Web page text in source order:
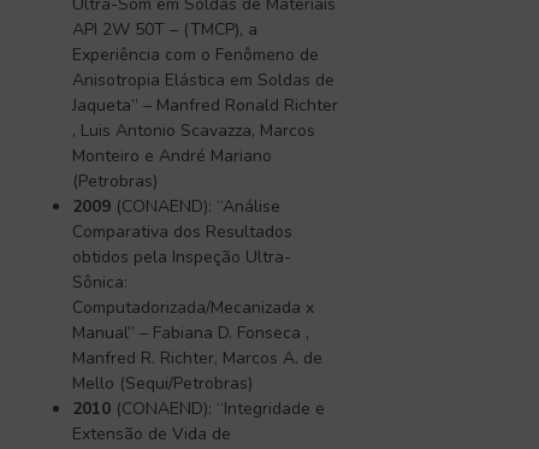
API 2W 50T – (TMCP), a
Experiência com o Fenômeno de
Anisotropia Elástica em Soldas de
Jaqueta” – Manfred Ronald Richter
, Luis Antonio Scavazza, Marcos
Monteiro e André Mariano
(Petrobras)
2009 (CONAEND): “Análise
Comparativa dos Resultados
obtidos pela Inspeção Ultra-
Sônica:
Computadorizada/Mecanizada x
Manual” – Fabiana D. Fonseca ,
Manfred R. Richter, Marcos A. de
Mello (Sequi/Petrobras)
2010 (CONAEND): “Integridade e
Extensão de Vida de